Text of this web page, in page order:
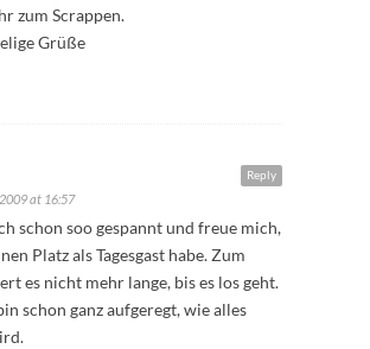
zum Scrappen.
Grüße
Reply
at 16:57
schon soo gespannt und freue mich,
Platz als Tagesgast habe. Zum
es nicht mehr lange, bis es los geht.
schon ganz aufgeregt, wie alles